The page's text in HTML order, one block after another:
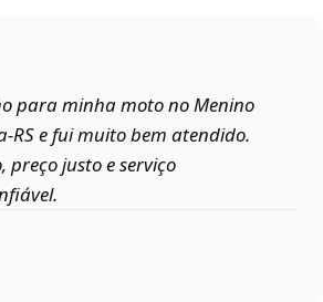
para minha moto no Menino
e fui muito bem atendido.
justo e serviço